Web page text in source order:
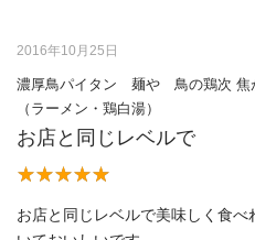
2016年10月25日
濃厚鳥パイタン 麺や 鳥の鶏次 焦
（ラーメン・鶏白湯）
お店と同じレベルで
お店と同じレベルで美味しく食